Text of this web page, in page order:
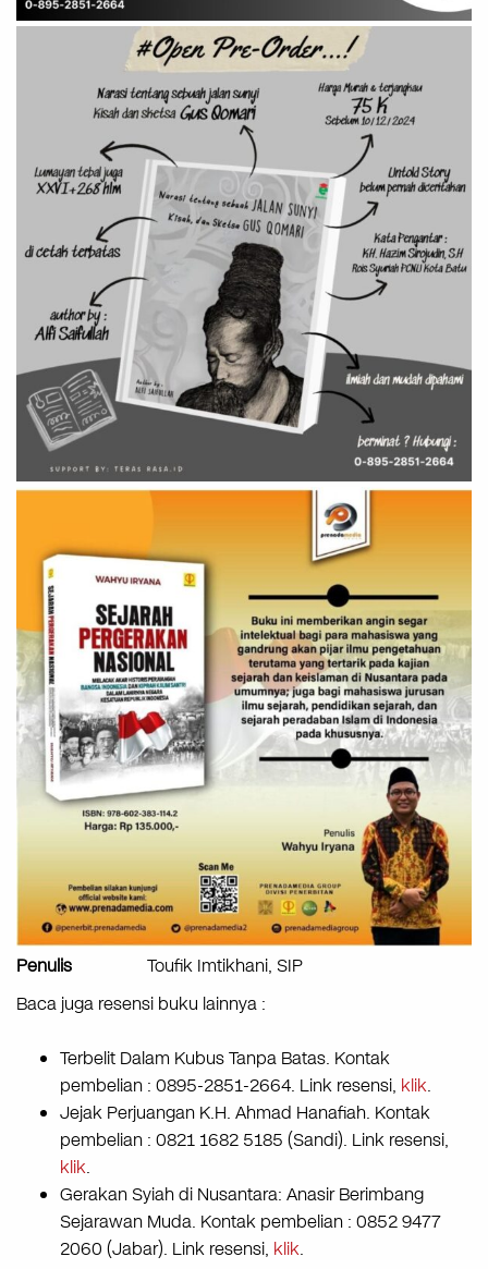
Penulis
Toufik Imtikhani, SIP
Baca juga resensi buku lainnya :
Terbelit Dalam Kubus Tanpa Batas. Kontak
pembelian : 0895-2851-2664. Link resensi, klik.
Jejak Perjuangan K.H. Ahmad Hanafiah. Kontak
pembelian : 0821 1682 5185 (Sandi). Link resensi,
klik.
Gerakan Syiah di Nusantara: Anasir Berimbang
Sejarawan Muda. Kontak pembelian : 0852 9477
2060 (Jabar). Link resensi, klik.